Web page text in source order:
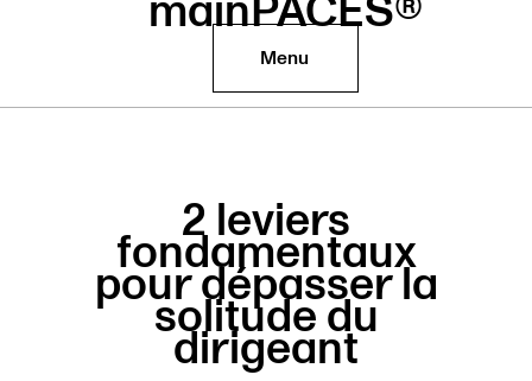
Menu
2 leviers
fondamentaux
pour dépasser la
solitude du
dirigeant